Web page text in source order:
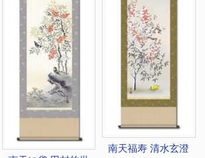
南天福寿 清水玄澄